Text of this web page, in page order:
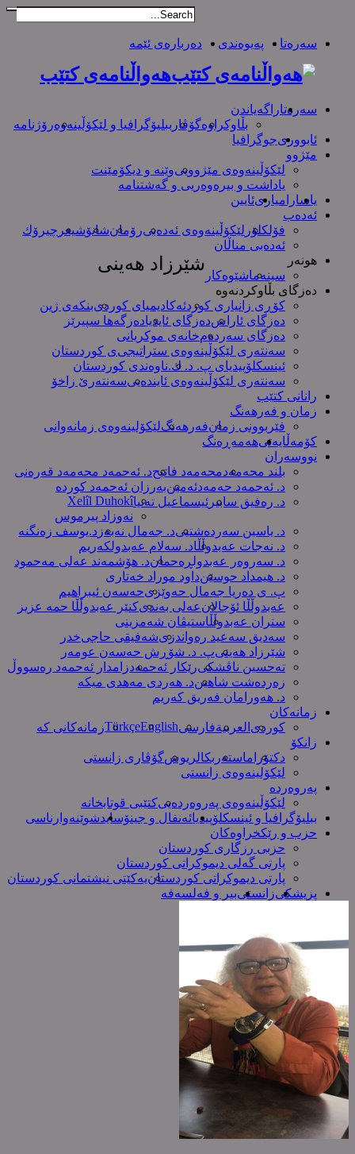
سەرەتا پەیوەندی دەربارەی ئێمە
هەواڵنامەی کتێب
سەرەتاراگەیاندن
بڵاوکراوەگۆڤار ببلیۆگرافیا و لێکۆڵینەوەرۆژنامە
ئابووریجوگرافیا
مێژوو
لێکۆڵینەوەی مێژووییوێنە و دیکۆمێنت
یاداشت و بیره‌وه‌ریی و گەشتنامە
یاسارامیاریئایین
ئەدەب
فۆلکلۆر لێکۆڵینەوەی ئەدەبیرۆمانشانۆشیعر چیرۆك
ئەدەبی مناڵان
هونەر
سینەماشێوەکار
دەزگای بڵاوکردنەوە
کۆڕی زانیاری کوردئەکادیمیای کوردیبنکەی ژین
دەزگای ئاراسدەزگای ئایدیادەزگەها سپیرێز
دەزگای سەردەمخانەی موکریانی
سەنتەری لێكۆڵینەوەی ستراتیجی‌ی كوردستان
ئینسکلۆپیدیای پ. د. ك.ناوەندی کوردستان
سەنتەری لێکۆڵینەوەى ئایندەییسەنتەرێ زاخۆ
رانانی کتێب
زمان و فەرهەنگ
فێربوونی زمانفەرهەنگلێکۆلینەوەی زمانەوانی
کۆمەڵایەتیهەمەڕەنگ
نووسەران
بلند محەمەدمحەمەد فاتیحد. ئەحمەد محەمەد قەرەنی
د. ئەحمەد حەمەدئەمینبەرزان ئەحمەد کورده
د. رەفیق سابیر ئیسماعیل تەنیاXelîl Duhokî
نەوزاد پیرموس
د. یاسین سەردەشتیید. جەمال نەبەز د.یوسف زه‌نگنه‌
د. نەجات عەبدوڵڵاد. سەلام عەبدولكەریم
د. سەروەر عەبدولڕەحماند. هۆشمەند عەلی مەحمود
د. هیمداد حوسێنداود موراد خەتاری
پ. ی دەریا جەمال حەوێزیحەسەن ئیبراهیم
عەبدوڵڵا ئۆجالانعەلی بەندیکنێر عەبدوڵڵا حمە عزیز
ستران عەبدوڵڵاستیڤان شەمزینی
سەدیق سەعید رەواندزیشه‌فیقی حاجی‌خدر
شێرزاد هەینیپ. د. شۆڕش حەسەن عومەر
تەحسین ناڤشکیرێکار ئەحمەدزامدار ئەحمەد رەسووڵ
زه‌رده‌شت شاهیند. هەردی مەهدی میکە
د. هەورامان فەریق كەریم
زمانەکان
کوردی العربیةفارسیEnglish
Türkçeزمانەکانی کە
زانکۆ
دکتۆرا ماستەر بکالریوسگۆڤاری زانستی
لێکۆلینەوەی زانستی
پەروەردە
لێکۆڵینەوەی پەروەردەییکتێبی قوتابخانە
ببلیۆگرافیا و ئینسکلۆپیدیائەنفال و جینۆسایدشوێنەوارناسی
حزب و رێکخراوەکان
حزبی رزگاری کوردستان
پارتی گەلی دیموکراتی کوردستان
پارتی دیموکراتی کوردستانیەکێتی نیشتمانی کوردستان
پزیشکیزانستیبیر و فەلسەفە
شێرزاد هەینی